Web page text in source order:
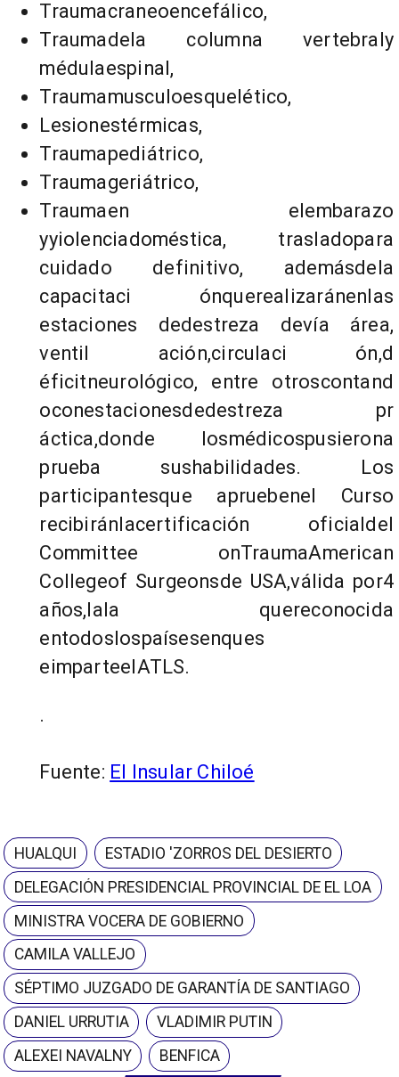
Traumacraneoencefálico,
Traumadela columna vertebraly
médulaespinal,
Traumamusculoesquelético,
Lesionestérmicas,
Traumapediátrico,
Traumageriátrico,
Traumaen elembarazo
yyiolenciadoméstica, trasladopara
cuidado definitivo, ademásdela
capacitaci ónquerealizaránenlas
estaciones dedestreza devía área,
ventil ación,circulaci ón,d
éficitneurológico, entre otroscontand
oconestacionesdedestreza pr
áctica,donde losmédicospusierona
prueba sushabilidades. Los
participantesque apruebenel Curso
recibiránlacertificación oficialdel
Committee onTraumaAmerican
Collegeof Surgeonsde USA,válida por4
años,lala quereconocida
entodoslospaísesenques
eimparteelATLS.
.
Fuente: El Insular Chiloé
HUALQUI
ESTADIO 'ZORROS DEL DESIERTO
DELEGACIÓN PRESIDENCIAL PROVINCIAL DE EL LOA
MINISTRA VOCERA DE GOBIERNO
CAMILA VALLEJO
SÉPTIMO JUZGADO DE GARANTÍA DE SANTIAGO
DANIEL URRUTIA
VLADIMIR PUTIN
ALEXEI NAVALNY
BENFICA